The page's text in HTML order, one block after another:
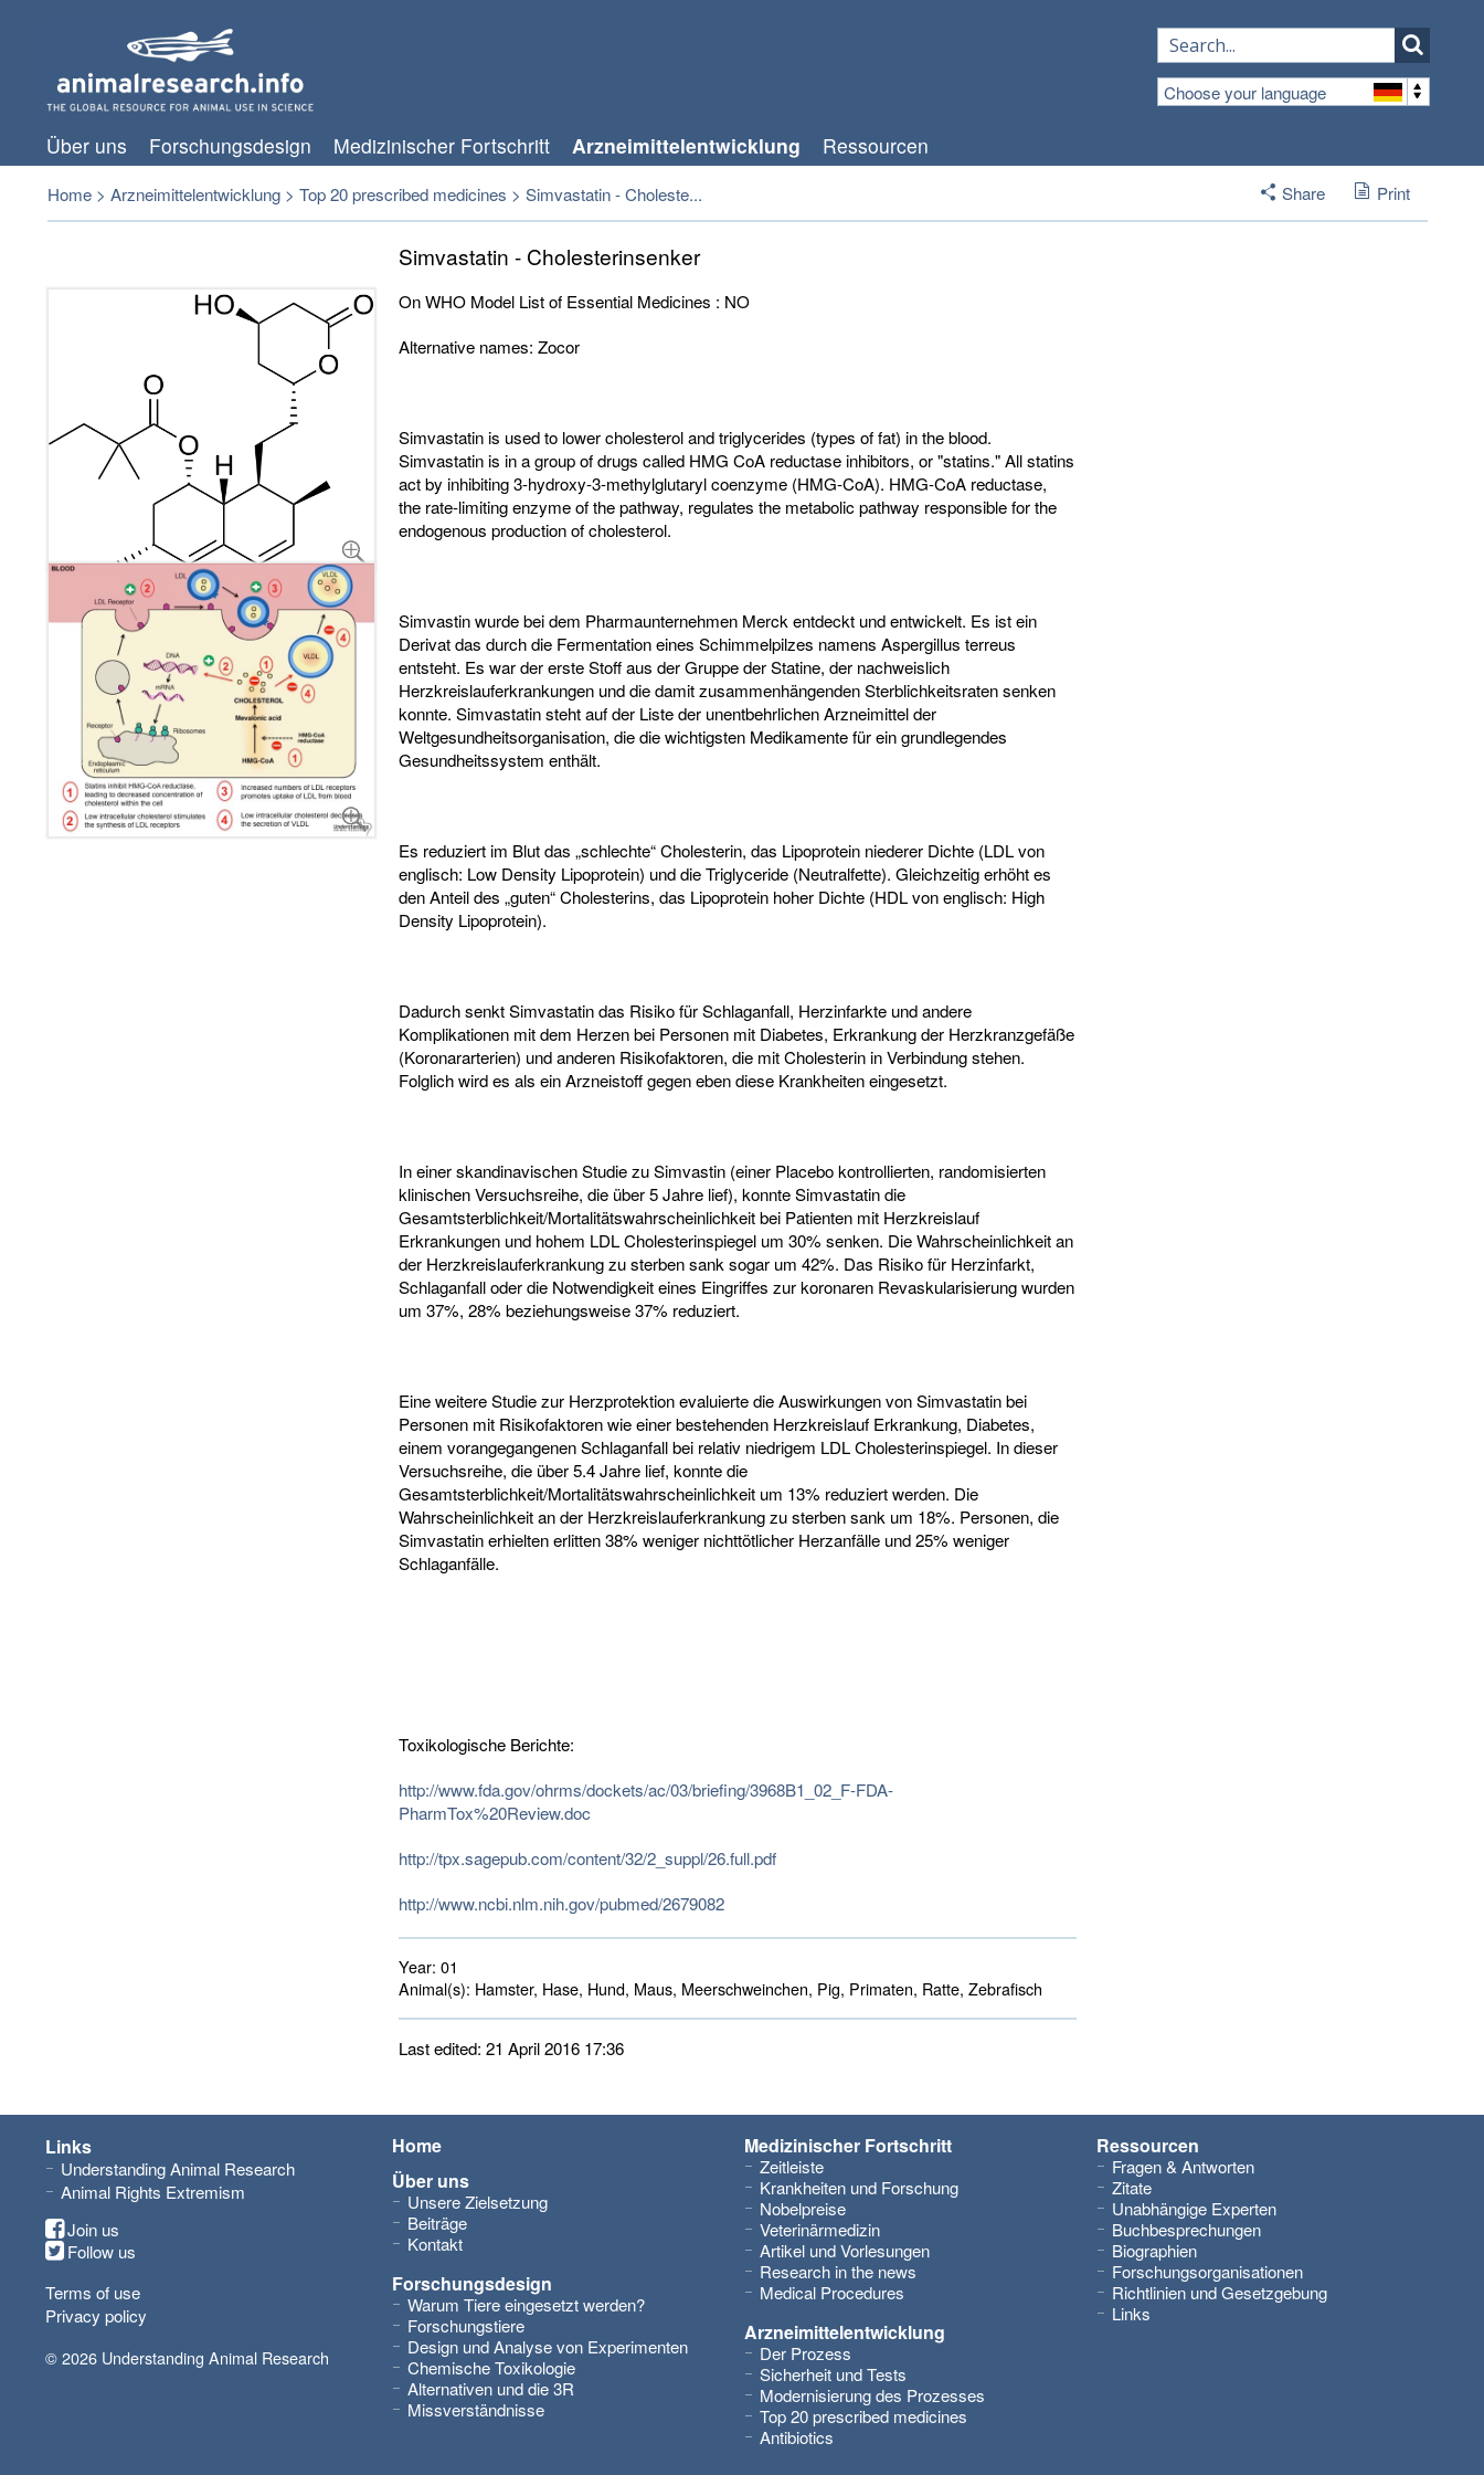
Choose your language
Über uns Forschungsdesign Medizinischer Fortschritt Arzneimittelentwicklung Ressourcen
Home > Arzneimittelentwicklung > Top 20 prescribed medicines > Simvastatin - Choleste... Share Print
Simvastatin - Cholesterinsenker
On WHO Model List of Essential Medicines : NO
Alternative names: Zocor
Simvastatin is used to lower cholesterol and triglycerides (types of fat) in the blood.
Simvastatin is in a group of drugs called HMG CoA reductase inhibitors, or "statins." All statins
act by inhibiting 3-hydroxy-3-methylglutaryl coenzyme (HMG-CoA). HMG-CoA reductase,
the rate-limiting enzyme of the pathway, regulates the metabolic pathway responsible for the
endogenous production of cholesterol.
Simvastin wurde bei dem Pharmaunternehmen Merck entdeckt und entwickelt. Es ist ein
Derivat das durch die Fermentation eines Schimmelpilzes namens Aspergillus terreus
entsteht. Es war der erste Stoff aus der Gruppe der Statine, der nachweislich
Herzkreislauferkrankungen und die damit zusammenhängenden Sterblichkeitsraten senken
konnte. Simvastatin steht auf der Liste der unentbehrlichen Arzneimittel der
Weltgesundheitsorganisation, die die wichtigsten Medikamente für ein grundlegendes
Gesundheitssystem enthält.
Es reduziert im Blut das „schlechte“ Cholesterin, das Lipoprotein niederer Dichte (LDL von
englisch: Low Density Lipoprotein) und die Triglyceride (Neutralfette). Gleichzeitig erhöht es
den Anteil des „guten“ Cholesterins, das Lipoprotein hoher Dichte (HDL von englisch: High
Density Lipoprotein).
Dadurch senkt Simvastatin das Risiko für Schlaganfall, Herzinfarkte und andere
Komplikationen mit dem Herzen bei Personen mit Diabetes, Erkrankung der Herzkranzgefäße
(Koronararterien) und anderen Risikofaktoren, die mit Cholesterin in Verbindung stehen.
Folglich wird es als ein Arzneistoff gegen eben diese Krankheiten eingesetzt.
In einer skandinavischen Studie zu Simvastin (einer Placebo kontrollierten, randomisierten
klinischen Versuchsreihe, die über 5 Jahre lief), konnte Simvastatin die
Gesamtsterblichkeit/Mortalitätswahrscheinlichkeit bei Patienten mit Herzkreislauf
Erkrankungen und hohem LDL Cholesterinspiegel um 30% senken. Die Wahrscheinlichkeit an
der Herzkreislauferkrankung zu sterben sank sogar um 42%. Das Risiko für Herzinfarkt,
Schlaganfall oder die Notwendigkeit eines Eingriffes zur koronaren Revaskularisierung wurden
um 37%, 28% beziehungsweise 37% reduziert.
Eine weitere Studie zur Herzprotektion evaluierte die Auswirkungen von Simvastatin bei
Personen mit Risikofaktoren wie einer bestehenden Herzkreislauf Erkrankung, Diabetes,
einem vorangegangenen Schlaganfall bei relativ niedrigem LDL Cholesterinspiegel. In dieser
Versuchsreihe, die über 5.4 Jahre lief, konnte die
Gesamtsterblichkeit/Mortalitätswahrscheinlichkeit um 13% reduziert werden. Die
Wahrscheinlichkeit an der Herzkreislauferkrankung zu sterben sank um 18%. Personen, die
Simvastatin erhielten erlitten 38% weniger nichttötlicher Herzanfälle und 25% weniger
Schlaganfälle.
Toxikologische Berichte:
http://www.fda.gov/ohrms/dockets/ac/03/briefing/3968B1_02_F-FDA-
PharmTox%20Review.doc
http://tpx.sagepub.com/content/32/2_suppl/26.full.pdf
http://www.ncbi.nlm.nih.gov/pubmed/2679082
Year: 01
Animal(s): Hamster, Hase, Hund, Maus, Meerschweinchen, Pig, Primaten, Ratte, Zebrafisch
Last edited: 21 April 2016 17:36
Links
Understanding Animal Research
Animal Rights Extremism
Join us
Follow us
Terms of use
Privacy policy
© 2026 Understanding Animal Research
Home
Über uns
Unsere Zielsetzung
Beiträge
Kontakt
Forschungsdesign
Warum Tiere eingesetzt werden?
Forschungstiere
Design und Analyse von Experimenten
Chemische Toxikologie
Alternativen und die 3R
Missverständnisse
Medizinischer Fortschritt
Zeitleiste
Krankheiten und Forschung
Nobelpreise
Veterinärmedizin
Artikel und Vorlesungen
Research in the news
Medical Procedures
Arzneimittelentwicklung
Der Prozess
Sicherheit und Tests
Modernisierung des Prozesses
Top 20 prescribed medicines
Antibiotics
Ressourcen
Fragen & Antworten
Zitate
Unabhängige Experten
Buchbesprechungen
Biographien
Forschungsorganisationen
Richtlinien und Gesetzgebung
Links